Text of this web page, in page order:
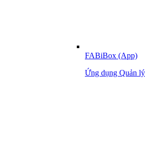
FABiBox (App)
Ứng dụng Quản